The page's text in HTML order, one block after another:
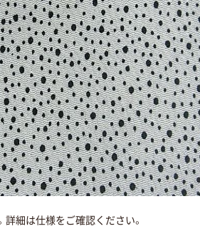
詳細は仕様をご確認ください。